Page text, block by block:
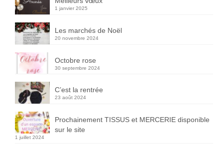
1 janvier 2025
Les marchés de Noël
20 novembre 2024
Octobre rose
30 septembre 2024
C’est la rentrée
23 août 2024
Prochainement TISSUS et MERCERIE disponible
sur le site
1 juillet 2024